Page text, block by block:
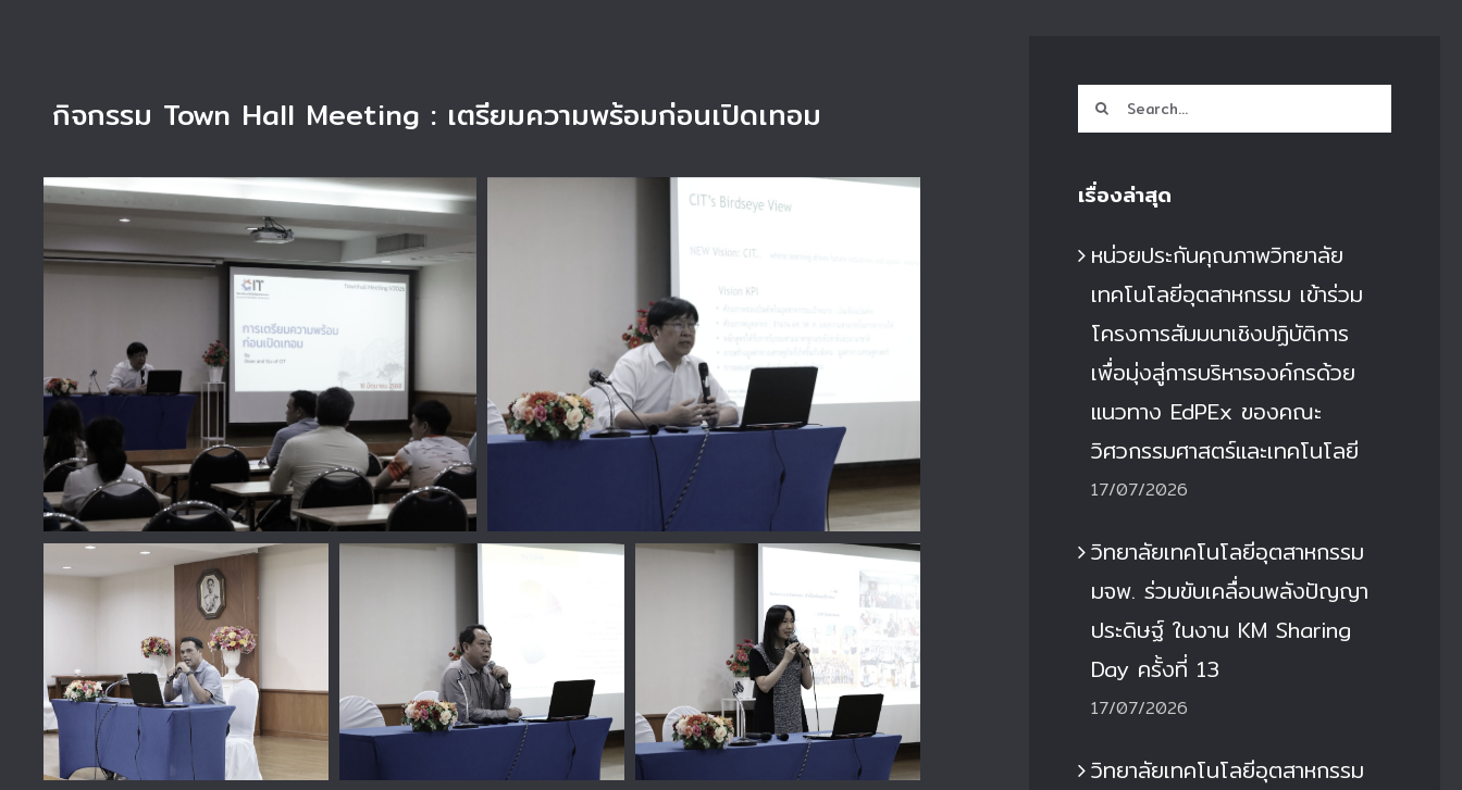
กิจกรรม Town Hall Meeting : เตรียมความพร้อมก่อนเปิดเทอม
Search
for:
เรื่องล่าสุด
หน่วยประกันคุณภาพวิทยาลัย
เทคโนโลยีอุตสาหกรรม เข้าร่วม
โครงการสัมมนาเชิงปฏิบัติการ
เพื่อมุ่งสู่การบริหารองค์กรด้วย
แนวทาง EdPEx ของคณะ
วิศวกรรมศาสตร์และเทคโนโลยี
17/07/2026
วิทยาลัยเทคโนโลยีอุตสาหกรรม
มจพ. ร่วมขับเคลื่อนพลังปัญญา
ประดิษฐ์ ในงาน KM Sharing
Day ครั้งที่ 13
17/07/2026
วิทยาลัยเทคโนโลยีอุตสาหกรรม